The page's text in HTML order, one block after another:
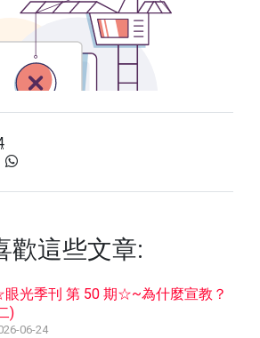
歡這些文章:
光季刊 第 50 期☆~為什麼宣教？
)
06-24